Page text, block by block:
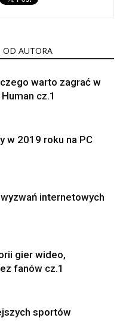
OD AUTORA
warto zagrać w
cz.1
w 2019 roku na PC
internetowych
gier wideo,
fanów cz.1
sportów